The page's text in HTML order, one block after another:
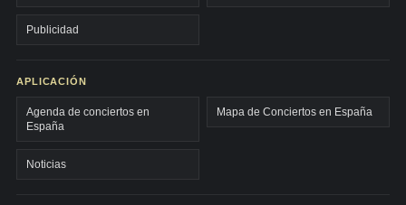
Publicidad
APLICACIÓN
Agenda de conciertos en
España
Mapa de Conciertos en España
Noticias